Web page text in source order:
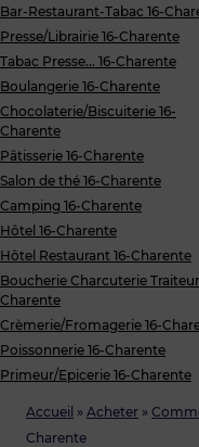
Accueil » Acheter »
Charente
Bar-Restaurant-Tabac 16-
Presse/Librairie 16-Charente
Tabac Presse... 16-Charente
Boulangerie 16-Charente
Chocolaterie/Biscuiterie 16-
Charente
Pâtisserie 16-Charente
Salon de thé 16-Charente
Camping 16-Charente
Hôtel 16-Charente
Hôtel Restaurant 16-Charente
Boucherie Charcuterie Traiteur
Charente
Crèmerie/Fromagerie 16-
Poissonnerie 16-Charente
Primeur/Epicerie 16-Charente